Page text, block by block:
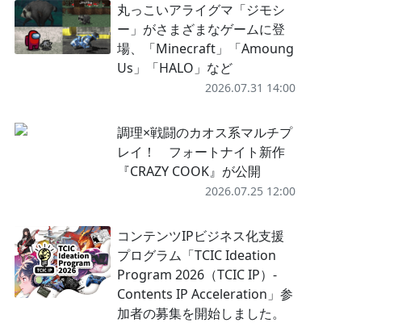
丸っこいアライグマ「ジモシ
ー」がさまざまなゲームに登
場、「Minecraft」「Amoung
Us」「HALO」など
2026.07.31 14:00
調理×戦闘のカオス系マルチプ
レイ！ フォートナイト新作
『CRAZY COOK』が公開
2026.07.25 12:00
コンテンツIPビジネス化支援
プログラム「TCIC Ideation
Program 2026（TCIC IP）-
Contents IP Acceleration」参
加者の募集を開始しました。